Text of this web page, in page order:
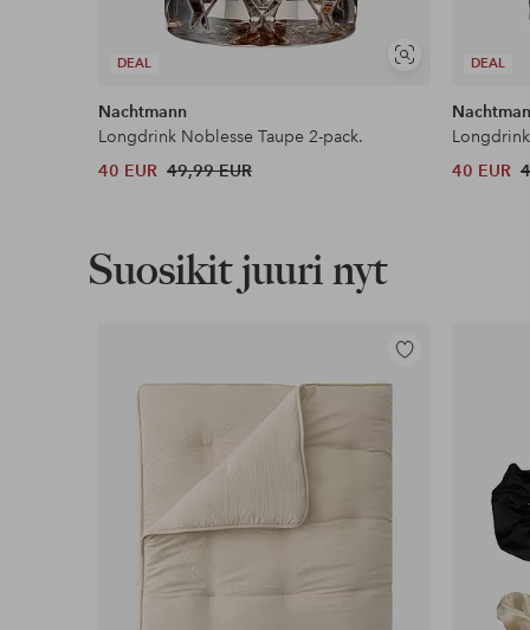
DEAL
Näytä
Nachtmann
Longdrink Noblesse Taupe 2-pack.
40 EUR 49,99 EUR
DEAL
40 EUR
Suosikit juuri nyt
Lisää
suosikkeihin